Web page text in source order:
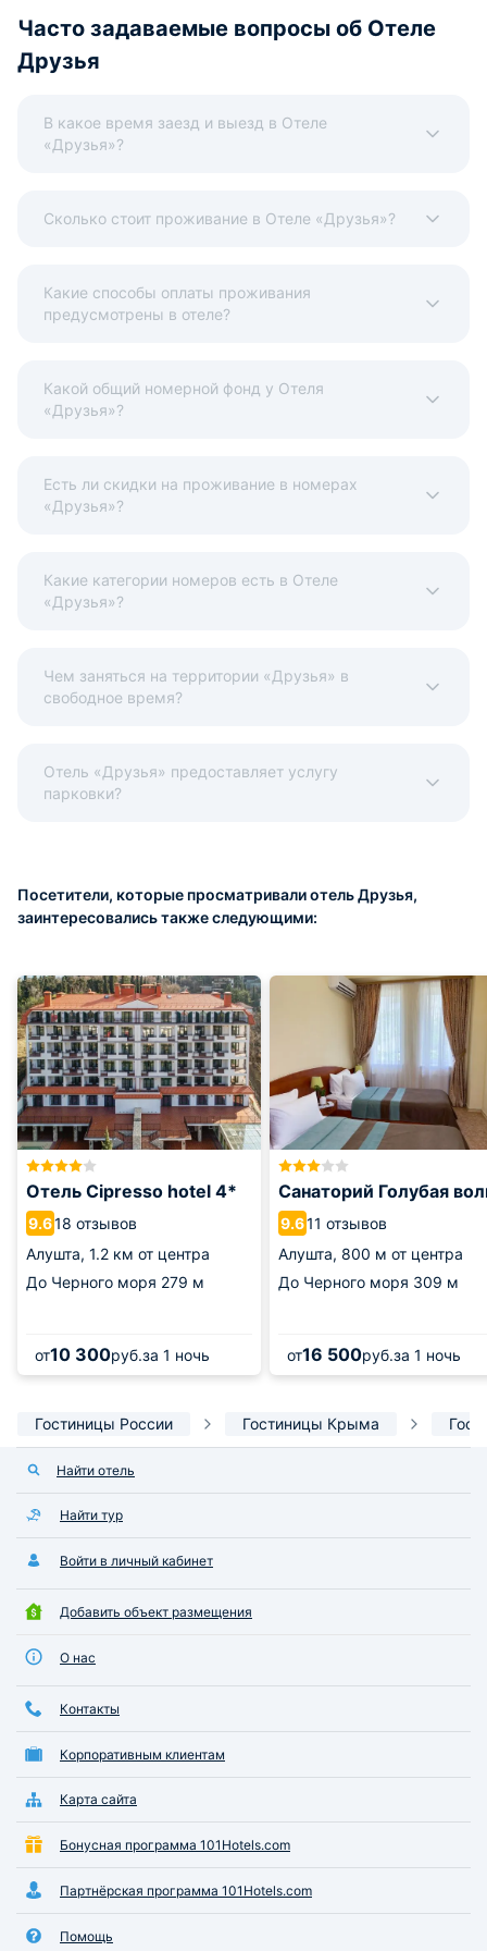
Часто задаваемые вопросы об Отеле
Друзья
В какое время заезд и выезд в Отеле
«Друзья»?
Сколько стоит проживание в Отеле «Друзья»?
Какие способы оплаты проживания
предусмотрены в отеле?
Какой общий номерной фонд у Отеля
«Друзья»?
Есть ли скидки на проживание в номерах
«Друзья»?
Какие категории номеров есть в Отеле
«Друзья»?
Чем заняться на территории «Друзья» в
свободное время?
Отель «Друзья» предоставляет услугу
парковки?
Посетители, которые просматривали отель Друзья,
заинтересовались также следующими:
Отель Cipresso hotel 4*
9.618 отзывов
Алушта, 1.2 км от центра
До Черного моря 279 м
от10 300руб.за 1 ночь
Санаторий Голубая
9.611 отзывов
Алушта, 800 м от центра
До Черного моря 309 м
от16 500руб.за 1 ночь
Гостиницы России Гостиницы Крыма
Найти отель
Найти тур
Войти в личный кабинет
Добавить объект размещения
О нас
Контакты
Корпоративным клиентам
Карта сайта
Бонусная программа 101Hotels.com
Партнёрская программа 101Hotels.com
Помощь